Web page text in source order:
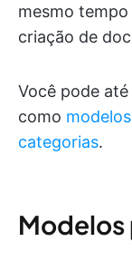
mesmo
criação de
Você pode
como
categorias.